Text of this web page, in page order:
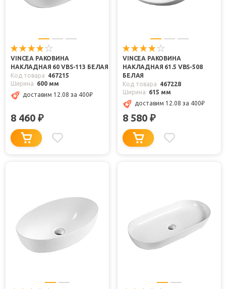
VINCEA РАКОВИНА
НАКЛАДНАЯ 60 VBS-113 БЕЛАЯ
Код товара
467215
Ширина
600 мм
доставим 12.08 за 400₽
8 460 ₽
VINCEA РАКОВИНА
НАКЛАДНАЯ 61.5 VBS-508
БЕЛАЯ
Код товара
467228
Ширина
615 мм
доставим 12.08 за 400₽
8 580 ₽